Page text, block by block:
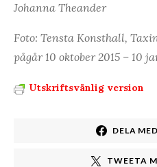
Johanna Theander
Foto: Tensta Konsthall,
pågår 10 oktober 2015 – 10
Utskriftsvänlig version
DELA
TWEETA